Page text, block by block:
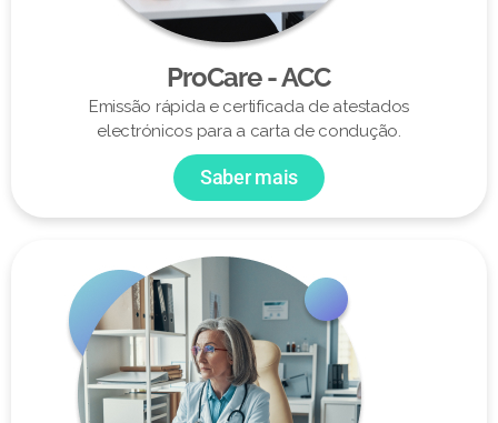
ProCare - ACC
Emissão rápida e certificada de atestados
electrónicos para a carta de condução.
Saber mais